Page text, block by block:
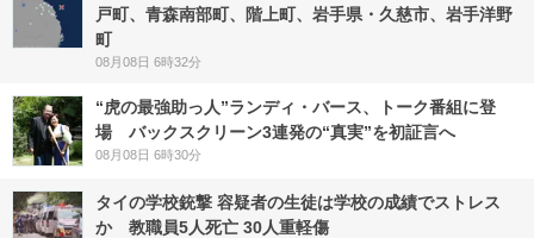
戸町、青森南部町、階上町、岩手県・久慈市、岩手洋野
町
08月08日 6時32分
“虎の最強助っ人”ランディ・バース、トーク番組に登
場 バックスクリーン3連発の“真実”を初証言へ
08月08日 6時30分
タイの学校銃撃 容疑者の生徒は学校の成績でストレス
か 教職員5人死亡 30人重軽傷